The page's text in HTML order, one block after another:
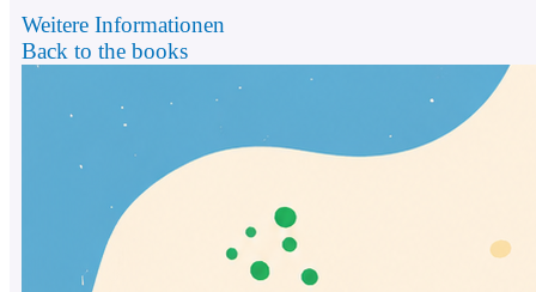
Weitere Informationen
Back to the books